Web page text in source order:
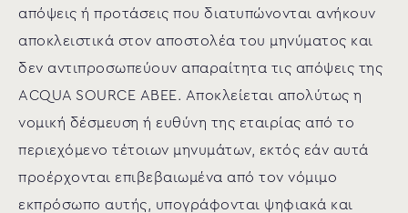
απόψεις ή προτάσεις που διατυπώνονται ανήκουν
αποκλειστικά στον αποστολέα του μηνύματος και
δεν αντιπροσωπεύουν απαραίτητα τις απόψεις της
ACQUA SOURCE ΑΒΕΕ. Αποκλείεται απολύτως η
νομική δέσμευση ή ευθύνη της εταιρίας από το
περιεχόμενο τέτοιων μηνυμάτων, εκτός εάν αυτά
προέρχονται επιβεβαιωμένα από τον νόμιμο
εκπρόσωπο αυτής, υπογράφονται ψηφιακά και